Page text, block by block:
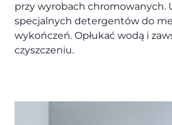
przy wyrobach chromowanych.
specjalnych detergentów do
wykończeń. Opłukać wodą i
czyszczeniu.